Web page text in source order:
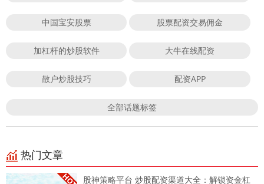
中国宝安股票 股票配资交易佣金
加杠杆的炒股软件 大牛在线配资
散户炒股技巧 配资APP
全部话题标签
热门文章
股神策略平台 炒股配资渠道大全：解锁资金杠